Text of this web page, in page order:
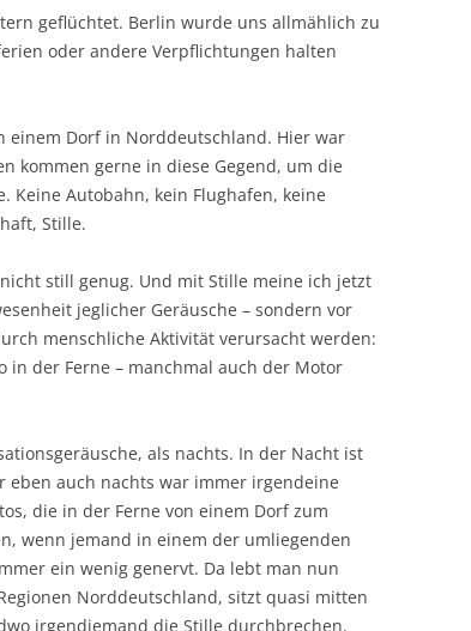
geflüchtet. Berlin wurde uns allmählich zu
oder andere Verpflichtungen halten
einem Dorf in Norddeutschland. Hier war
kommen gerne in diese Gegend, um die
Keine Autobahn, kein Flughafen, keine
Stille.
still genug. Und mit Stille meine ich jetzt
jeglicher Geräusche – sondern vor
menschliche Aktivität verursacht werden:
in der Ferne – manchmal auch der Motor
als nachts. In der Nacht ist
eben auch nachts war immer irgendeine
die in der Ferne von einem Dorf zum
wenn jemand in einem der umliegenden
ein wenig genervt. Da lebt man nun
Norddeutschland, sitzt quasi mitten
irgendjemand die Stille durchbrechen.